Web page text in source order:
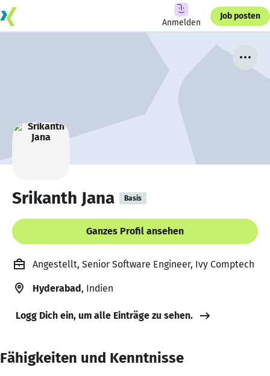
Anmelden
Job posten
Srikanth Jana Basis
Ganzes Profil ansehen
Angestellt, Senior Software Engineer, Ivy Comptech
Hyderabad, Indien
Logg Dich ein, um alle Einträge zu sehen.
Fähigkeiten und Kenntnisse